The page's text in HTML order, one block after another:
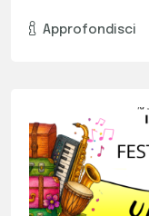
LA FESTA
DELL'ANNO IN
Il 5 giugno alle ore